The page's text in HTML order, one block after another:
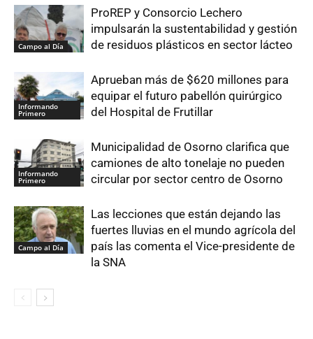
Campo al Día
ProREP y Consorcio Lechero
impulsarán la sustentabilidad y gestión
de residuos plásticos en sector lácteo
Informando
Primero
Aprueban más de $620 millones para
equipar el futuro pabellón quirúrgico
del Hospital de Frutillar
Informando
Primero
Municipalidad de Osorno clarifica que
camiones de alto tonelaje no pueden
circular por sector centro de Osorno
Campo al Día
Las lecciones que están dejando las
fuertes lluvias en el mundo agrícola del
país las comenta el Vice-presidente de
la SNA